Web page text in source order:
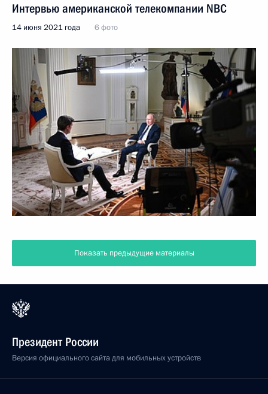
Интервью американской телекомпании NBC
14 июня 2021 года 6 фото
Показать предыдущие материалы
Президент России
Версия официального сайта для мобильных устройств